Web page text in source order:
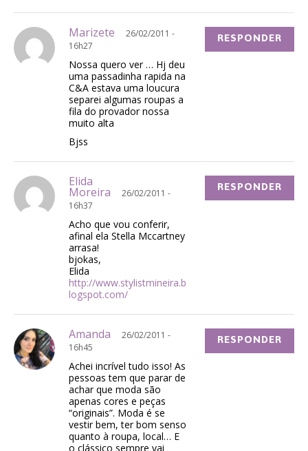
Marizete
26/02/2011 -
16h27
Nossa quero ver … Hj deu
uma passadinha rapida na
C&A estava uma loucura
separei algumas roupas a
fila do provador nossa
muito alta
Bjss
RESPONDER
Elida
Moreira
26/02/2011 -
16h37
Acho que vou conferir,
afinal ela Stella Mccartney
arrasa!
bjokas,
Elida
http://www.stylistmineira.b
logspot.com/
RESPONDER
Amanda
26/02/2011 -
16h45
Achei incrível tudo isso! As
pessoas tem que parar de
achar que moda são
apenas cores e peças
“originais”. Moda é se
vestir bem, ter bom senso
quanto à roupa, local… E
o clássico sempre vai
RESPONDER